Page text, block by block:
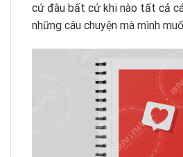
cứ đâu bất cứ khi nào tất cả
những câu chuyện mà mình